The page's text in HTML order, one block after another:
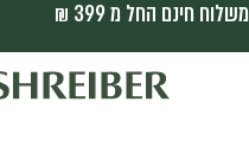
משלוח חינם החל מ 399 ₪